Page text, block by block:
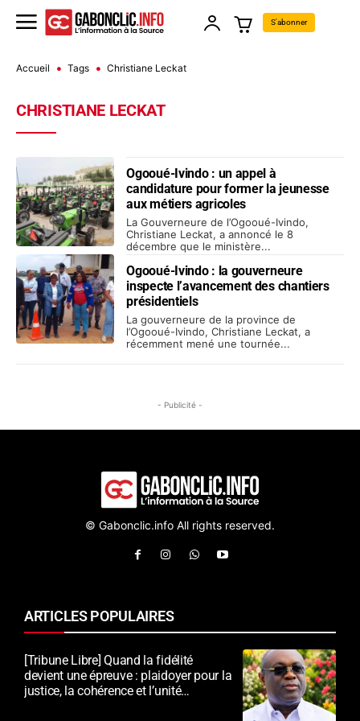
S'abonner
Accueil Tags Christiane Leckat
CHRISTIANE LECKAT
Ogooué-Ivindo : un appel à
candidature pour former la jeunesse
aux métiers agricoles
La Gouverneure de l’Ogooué-Ivindo,
Christiane Leckat, a annoncé le 8
décembre que le ministère...
Ogooué-Ivindo : la gouverneure
inspecte l’avancement des chantiers
présidentiels
La gouverneure de la province de
l’Ogooué-Ivindo, Christiane Leckat, a
récemment mené une tournée...
- Publicité -
© Gabonclic.info All rights reserved.
ARTICLES POPULAIRES
[Tribune Libre] Quand la fidélité
devient une épreuve : plaidoyer pour la
justice, la cohérence et l’unité